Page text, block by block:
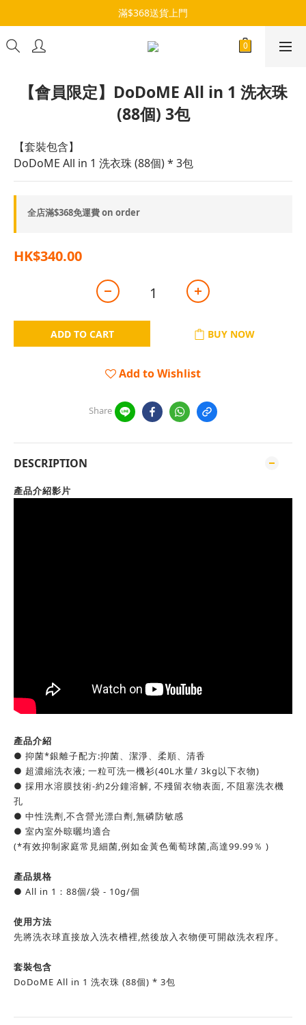
滿$368送貨上門
【會員限定】DoDoME All in 1 洗衣珠
(88個) 3包
【套裝包含】
DoDoME All in 1 洗衣珠 (88個) * 3包
全店滿$368免運費 on order
HK$340.00
ADD TO CART BUY NOW
Add to Wishlist
Share
DESCRIPTION
產品介紹影片
產品介紹
● 抑菌*銀離子配方:抑菌、潔淨、柔順、清香
● 超濃縮洗衣液; 一粒可洗一機衫(40L水量/ 3kg以下衣物)
● 採用水溶膜技術-約2分鐘溶解, 不殘留衣物表面, 不阻塞洗衣機
孔
● 中性洗劑,不含營光漂白劑,無磷防敏感
● 室內室外晾曬均適合
(*有效抑制家庭常見細菌,例如金黃色葡萄球菌,高達99.99％ )
產品規格
● All in 1：88個/袋 - 10g/個
使用方法
先將洗衣球直接放入洗衣槽裡,然後放入衣物便可開啟洗衣程序。
套裝包含
DoDoME All in 1 洗衣珠 (88個) * 3包